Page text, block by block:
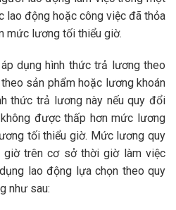
lao động hoặc công việc đã thỏa
mức lương tối thiểu giờ.
dụng hình thức trả lương theo
sản phẩm hoặc lương khoán
thức trả lương này nếu quy đổi
được thấp hơn mức lương
tối thiểu giờ. Mức lương quy
giờ trên cơ sở thời giờ làm việc
lao động lựa chọn theo quy
như sau: